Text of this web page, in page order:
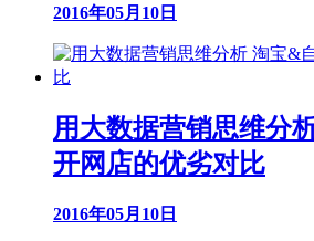
2016年05月10日
用大数据营销思维分
开网店的优劣对比
2016年05月10日